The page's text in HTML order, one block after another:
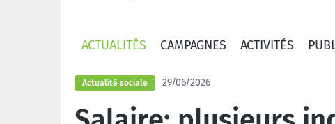
ACTUALITÉS CAMPAGNES ACTIVITÉS
Actualité sociale 29/06/2026